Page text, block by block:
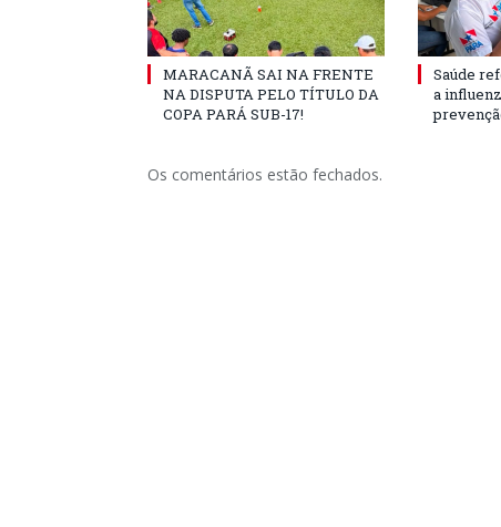
MARACANÃ SAI NA FRENTE
NA DISPUTA PELO TÍTULO DA
COPA PARÁ SUB-17!
Saúde
a
Os comentários estão fechados.